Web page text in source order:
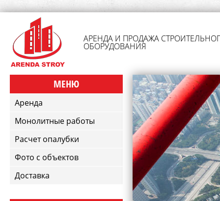
АРЕНДА И ПРОДАЖА
ОБОРУДОВАНИЯ
МЕНЮ
Аренда
Монолитные работы
Расчет опалубки
Фото с объектов
Доставка